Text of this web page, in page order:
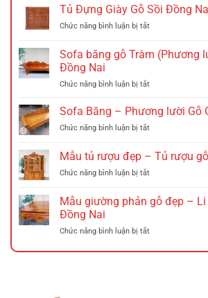
Tủ Đựng Giày Gỗ Sồi Đồng
Chức năng bình luận bị tắtở
Đựng
Giày
Sồi
Nai
Sofa băng gỗ Tràm (Phương
Đồng Nai
Chức năng bình luận bị tắtở
băng
Tràm
lười
tràm)
Nai
Sofa Băng – Phương lười Gỗ
Chức năng bình luận bị tắtở
Băng
Phương
Gỗ
Gõ
Nai
Mẫu tủ rượu đẹp – Tủ rượu
Chức năng bình luận bị tắtở
rượu
–
rượu
Mẫu giường phản gỗ đẹp – Li
Đồng Nai
Chức năng bình luận bị tắtở
giường